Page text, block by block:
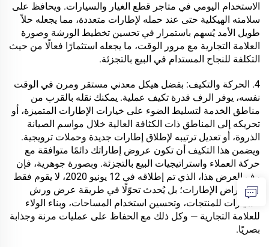
الاستخدام اليومي في متاجر قطع الغيار والسيارات. ويحافظ على
سلامته الهيكلية حتى عند حمله لإطارات متعددة، مما يجعله حلاً
طويل الأمد يُسهم باستمرار في تحسين تخطيط الورشة وصورة
العلامة التجارية مع مرور الوقت، ما يجعله استثمارًا فعالًا من حيث
التكلفة للنجاح المستدام في البيع بالتجزئة.
4. الحركة والتكيف: بفضل هيكل معدني مستقر ومرن في الوقت
نفسه، يوفر الرف قدرة تكيف عملية. يمكنك نقله بالقرب من
مناطق الخدمة لتسليط الضوء على خيارات الإطارات المتميزة، أو
تحريكه إلى المناطق ذات الكثافة العالية خلال مواسم الصيانة
الذروة، أو تعديل ترتيبه لإطلاق إطارات جديدة وحملات ترويجية.
ويضمن هذا التكيف أن تكون عروض إطاراتك دائمًا متوافقة مع
حركة العملاء واستراتيجيات البيع بالتجزئة. وبصورة جوهرية، فإن
رف العرض هذا، الذي تم إطلاقه في 12 يونيو 2020، لا يقوم فقط
باستعراض الإطارات؛ بل يُحدث تحوّلًا في طريقة عرض ورش
السيارات للمنتجات، وتحسين استخدام المساحات، وبناء الولاء
للعلامة التجارية — وكل ذلك مع الحفاظ على عمليات مرنة وجذابة
بصريًا.